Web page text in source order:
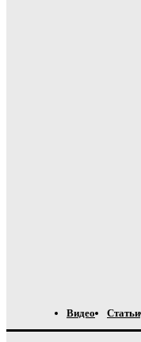
Видео Статьи